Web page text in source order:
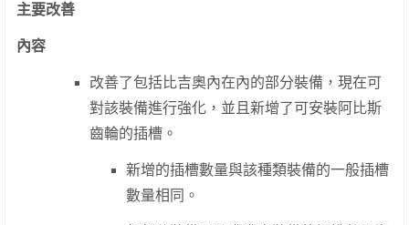
主要改善
內容
改善了包括比吉奧內在內的部分裝備，現在可
對該裝備進行強化，並且新增了可安裝阿比斯
齒輪的插槽。
新增的插槽數量與該種類裝備的一般插槽
數量相同。